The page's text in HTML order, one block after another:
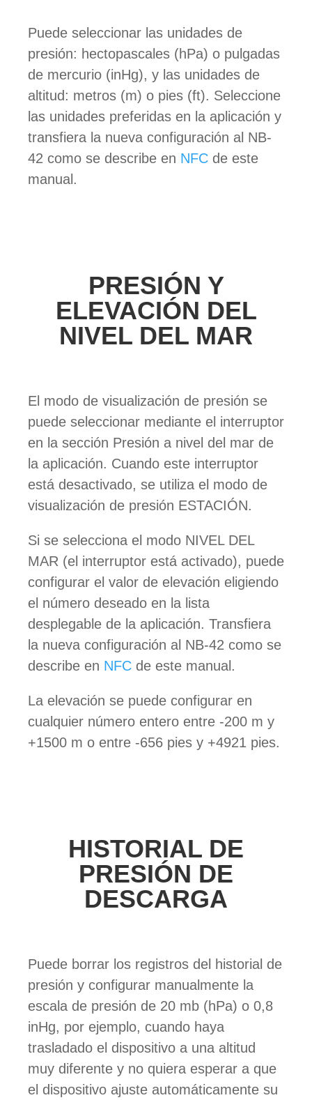
Puede seleccionar las unidades de
presión: hectopascales (hPa) o pulgadas
de mercurio (inHg), y las unidades de
altitud: metros (m) o pies (ft). Seleccione
las unidades preferidas en la aplicación y
transfiera la nueva configuración al NB-
42 como se describe en NFC de este
manual.
PRESIÓN Y
ELEVACIÓN DEL
NIVEL DEL MAR
El modo de visualización de presión se
puede seleccionar mediante el interruptor
en la sección Presión a nivel del mar de
la aplicación. Cuando este interruptor
está desactivado, se utiliza el modo de
visualización de presión ESTACIÓN.
Si se selecciona el modo NIVEL DEL
MAR (el interruptor está activado), puede
configurar el valor de elevación eligiendo
el número deseado en la lista
desplegable de la aplicación. Transfiera
la nueva configuración al NB-42 como se
describe en NFC de este manual.
La elevación se puede configurar en
cualquier número entero entre -200 m y
+1500 m o entre -656 pies y +4921 pies.
HISTORIAL DE
PRESIÓN DE
DESCARGA
Puede borrar los registros del historial de
presión y configurar manualmente la
escala de presión de 20 mb (hPa) o 0,8
inHg, por ejemplo, cuando haya
trasladado el dispositivo a una altitud
muy diferente y no quiera esperar a que
el dispositivo ajuste automáticamente su